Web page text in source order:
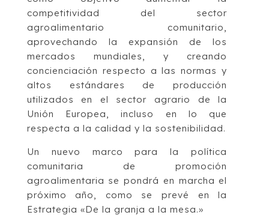
competitividad del sector
agroalimentario comunitario,
aprovechando la expansión de los
mercados mundiales, y creando
concienciación respecto a las normas y
altos estándares de producción
utilizados en el sector agrario de la
Unión Europea, incluso en lo que
respecta a la calidad y la sostenibilidad.
Un nuevo marco para la política
comunitaria de promoción
agroalimentaria se pondrá en marcha el
próximo año, como se prevé en la
Estrategia «De la granja a la mesa.»